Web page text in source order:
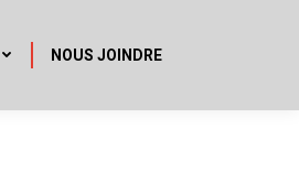
NOUS JOINDRE